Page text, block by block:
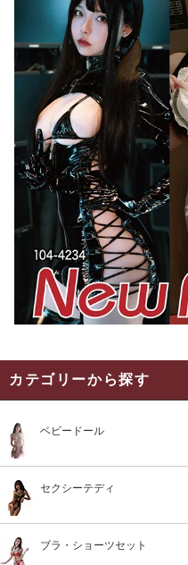
カテゴリーから探す
ベビードール
セクシーテディ
ブラ・ショーツセット